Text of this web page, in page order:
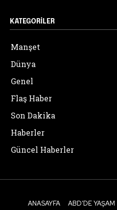
KATEGORILER
Manşet
Dünya
Genel
Flaş Haber
Son Dakika
Haberler
Güncel Haberler
ANASAYFA ABD’DE YAŞAM